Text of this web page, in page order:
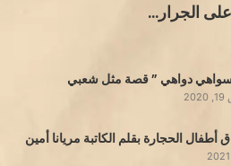
الجرار…
دواهي ” قصة مثل شعبي
الحجارة بقلم الكاتبة مريانا أمين